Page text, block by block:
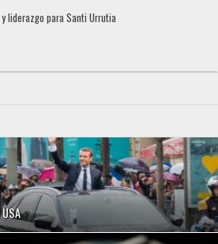
liderazgo para Santi Urrutia